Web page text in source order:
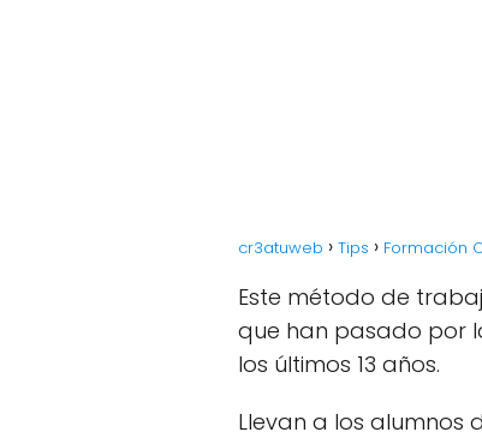
cr3atuweb Tips Formación
Este método de
que han pasado por
los últimos 13 años.
Llevan a los alumnos